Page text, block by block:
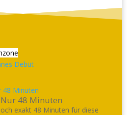
48 Minuten
48 Minuten
exakt 48 Minuten für diese